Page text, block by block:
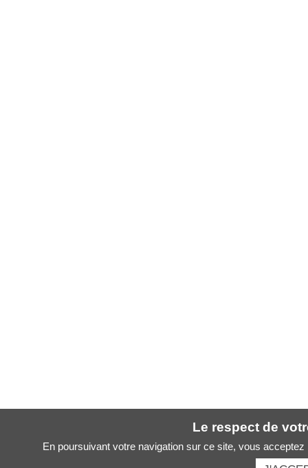
Le respect de
En poursuivant votre navigation sur ce site, vous